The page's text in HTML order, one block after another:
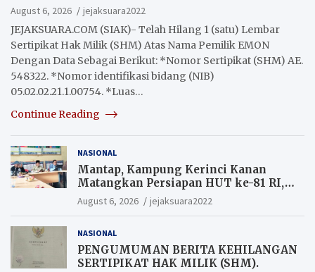
August 6, 2026
jejaksuara2022
JEJAKSUARA.COM (SIAK)- Telah Hilang 1 (satu) Lembar
Sertipikat Hak Milik (SHM) Atas Nama Pemilik EMON
Dengan Data Sebagai Berikut: *Nomor Sertipikat (SHM) AE.
548322. *Nomor identifikasi bidang (NIB)
05.02.02.21.1.00754. *Luas…
Continue Reading
NASIONAL
Mantap, Kampung Kerinci Kanan
Matangkan Persiapan HUT ke-81 RI,
Warga yang ikut Upacara
Berkesempatan Raih Hadiah
August 6, 2026 jejaksuara2022
NASIONAL
PENGUMUMAN BERITA KEHILANGAN
SERTIPIKAT HAK MILIK (SHM).